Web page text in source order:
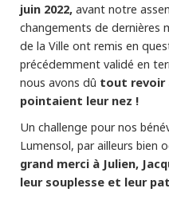
juin 2022, avant notre
changements de dernières
de la Ville ont remis en
précédemment validé en
nous avons dû tout revoir
pointaient leur nez !
Un challenge pour nos
Lumensol, par ailleurs bien
grand merci à Julien,
leur souplesse et leur